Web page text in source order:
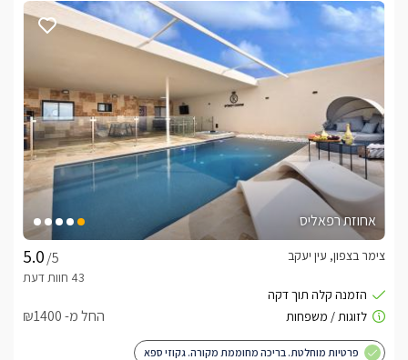
אחוזת רפאליס
/5
צימר בצפון, עין יעקב
החל מ- ₪1400
פרטיות מוחלטת. בריכה מחוממת מקורה. גקוזי ספא